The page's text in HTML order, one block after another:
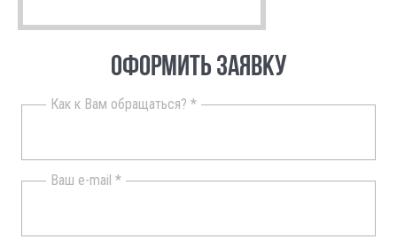
ОФОРМИТЬ ЗАЯВКУ
Как к Вам обращаться? *
Ваш e-mail *